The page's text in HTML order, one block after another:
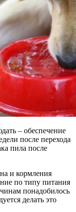
– обеспечение
после перехода
пила после
и кормления
по типу питания
понадобилось
делать это